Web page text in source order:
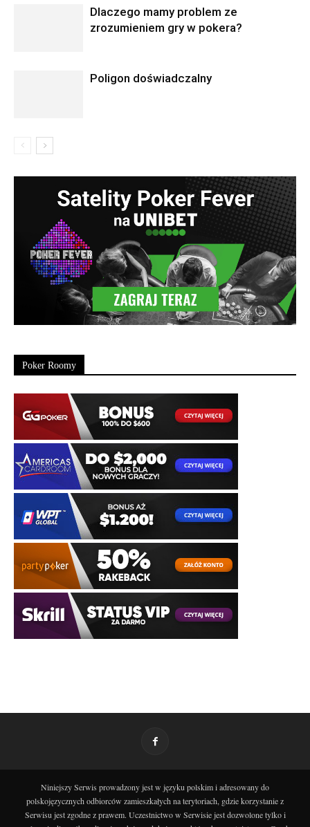
Dlaczego mamy problem ze
zrozumieniem gry w pokera?
Poligon doświadczalny
Poker Roomy
Niniejszy Serwis prowadzony jest w języku polskim i adresowany do
polskojęzycznych odbiorców zamieszkałych na terytoriach, gdzie korzystanie z
Serwisu jest zgodne z prawem. Uczestnictwo w Serwisie jest dozwolone tylko i